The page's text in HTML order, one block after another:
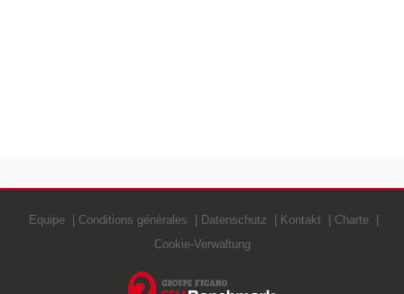
Equipe Conditions générales Datenschutz Kontakt
Charte
Cookie-Verwaltung